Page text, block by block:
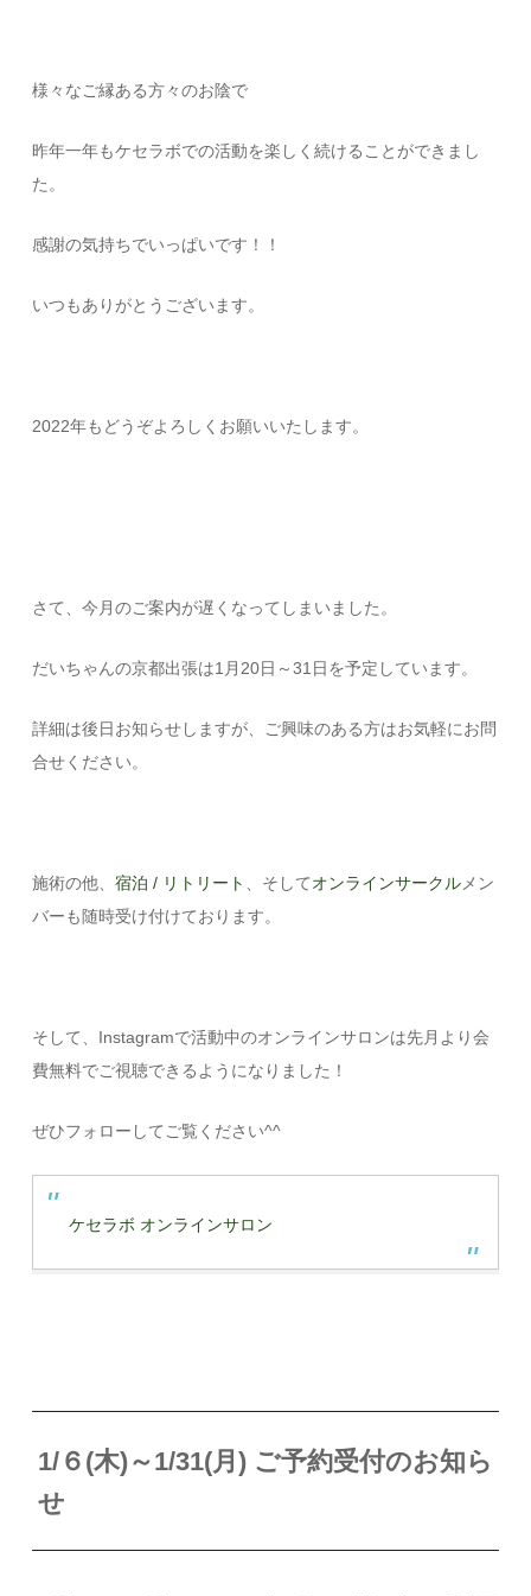
様々なご縁ある方々のお陰で
昨年一年もケセラボでの活動を楽しく続けることができまし
た。
感謝の気持ちでいっぱいです！！
いつもありがとうございます。
2022年もどうぞよろしくお願いいたします。
さて、今月のご案内が遅くなってしまいました。
だいちゃんの京都出張は1月20日～31日を予定しています。
詳細は後日お知らせしますが、ご興味のある方はお気軽にお問
合せください。
施術の他、宿泊 / リトリート 、そしてオンラインサークル メン
バーも随時受け付けております。
そして、Instagramで活動中のオンラインサロンは先月より会
費無料でご視聴できるようになりました！
ぜひフォローしてご覧ください^^
ケセラボ オンラインサロン
1/６(木)～1/31(月) ご予約受付のお知ら
せ